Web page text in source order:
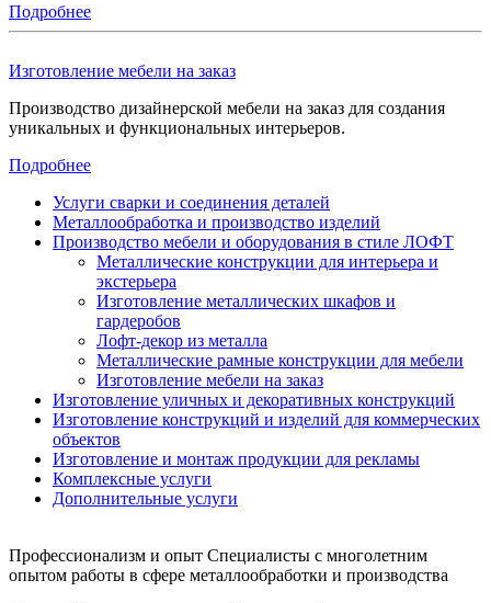
Подробнее
Изготовление мебели на заказ
Производство дизайнерской мебели на заказ для создания
уникальных и функциональных интерьеров.
Подробнее
Услуги сварки и соединения деталей
Металлообработка и производство изделий
Производство мебели и оборудования в стиле ЛОФТ
Металлические конструкции для интерьера и
экстерьера
Изготовление металлических шкафов и
гардеробов
Лофт-декор из металла
Металлические рамные конструкции для мебели
Изготовление мебели на заказ
Изготовление уличных и декоративных конструкций
Изготовление конструкций и изделий для коммерческих
объектов
Изготовление и монтаж продукции для рекламы
Комплексные услуги
Дополнительные услуги
Профессионализм и опыт Специалисты с многолетним
опытом работы в сфере металлообработки и производства